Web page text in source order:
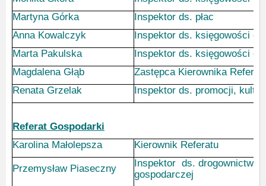
Martyna Górka
Inspektor ds. płac
Anna Kowalczyk
Inspektor ds. księgowości
Marta Pakulska
Inspektor ds. księgowości
Magdalena Głąb
Zastępca Kierownika
Renata Grzelak
Inspektor ds. promocji,
Referat Gospodarki
Karolina Małolepsza
Kierownik Referatu
Przemysław Piaseczny
Inspektor ds. drogownictwa i
gospodarczej